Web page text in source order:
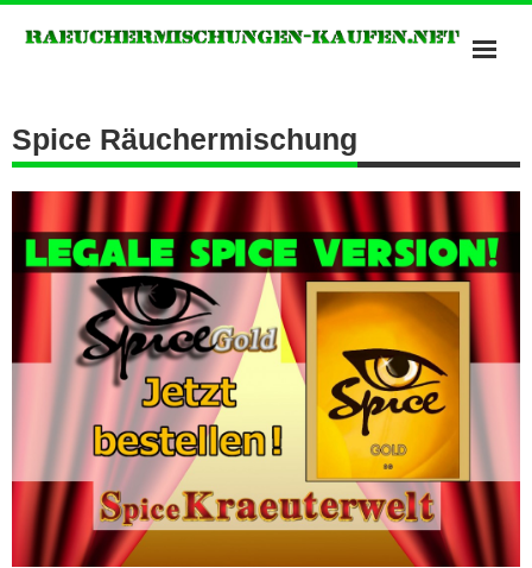
Kush Räuchermischungen
Räuchermischungen Shops
Spice Räuchermischung
Spice Räuchermischung